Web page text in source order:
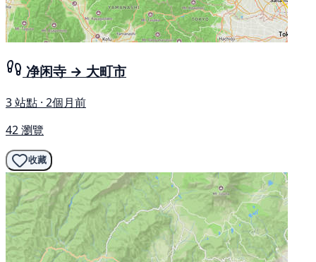
净闲寺 → 大町市
3 站點 · 2個月前
42 瀏覽
收藏